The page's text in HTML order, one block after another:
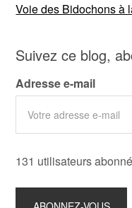
Voie des Bidochons à
Suivez ce blog,
Adresse e-mail
131 utilisateurs